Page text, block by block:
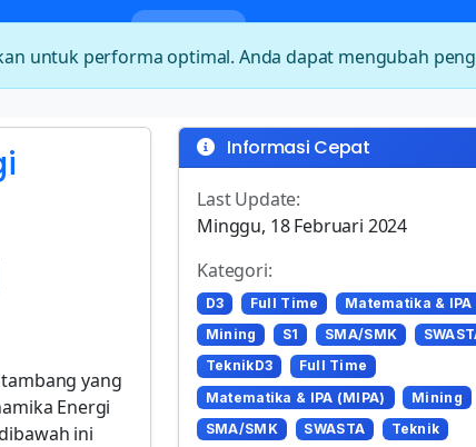
yang
Energi
ini
Informasi Cepat
Last Update:
Minggu, 18 Februari 2024
Kategori:
D3 Full Time
Matematika & IPA
Mining
S1 SMA/SMK
TeknikD3
Full Time
Matematika & IPA (MIPA)
Mining
SMA/SMK
SWASTA Teknik
untuk performa optimal. Anda dapat mengubah